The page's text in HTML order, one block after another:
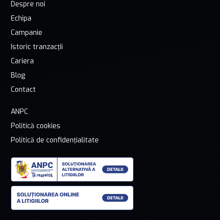
Despre noi
Echipa
Campanie
Istoric tranzacții
Cariera
Blog
Contact
ANPC
Politică cookies
Politică de confidențialitate